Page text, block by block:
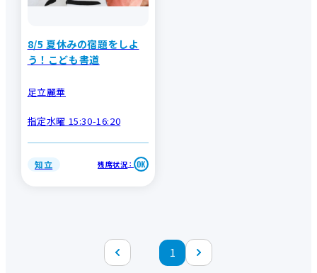
8/5 夏休みの宿題をしよ
う！こども書道
足立麗華
指定水曜 15:30-16:20
知立 残席状況 ：
1